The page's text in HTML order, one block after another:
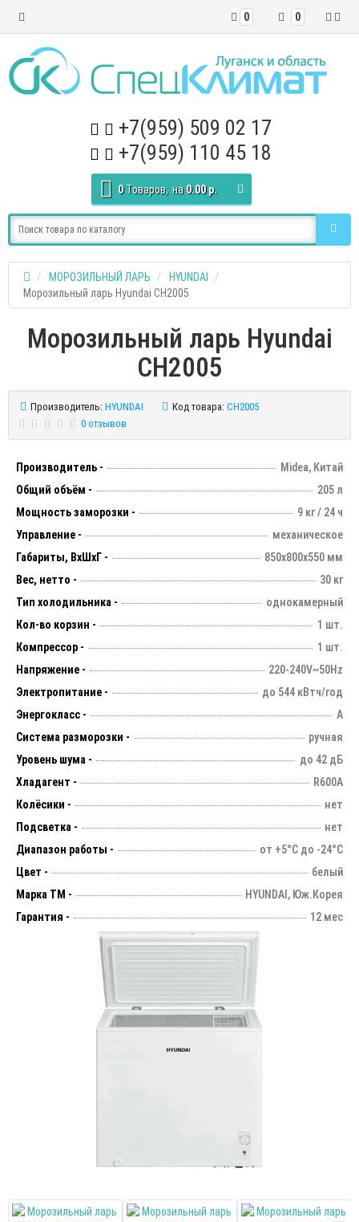
0
0
+7(959) 509 02 17
+7(959) 110 45 18
0 Tоваров, на 0.00 р.
МОРОЗИЛЬНЫЙ ЛАРЬ
HYUNDAI
Морозильный ларь Hyundai CH2005
Морозильный ларь Hyundai
CH2005
Производитель: HYUNDAI Код товара: CH2005
0 отзывов
Производитель -
Midea, Китай
Общий объём -
205 л
Мощность заморозки -
9 кг / 24 ч
Управление -
механическое
Габариты, ВхШхГ -
850х800х550 мм
Вес, нетто -
30 кг
Тип холодильника -
однокамерный
Кол-во корзин -
1 шт.
Компрессор -
1 шт.
Напряжение -
220-240V~50Hz
Электропитание -
до 544 кВтч/год
Энергокласс -
А
Система разморозки -
ручная
Уровень шума -
до 42 дБ
Хладагент -
R600A
Колёсики -
нет
Подсветка -
нет
Диапазон работы -
от +5°С до -24°С
Цвет -
белый
Марка ТМ -
HYUNDAI, Юж.Корея
Гарантия -
12 мес